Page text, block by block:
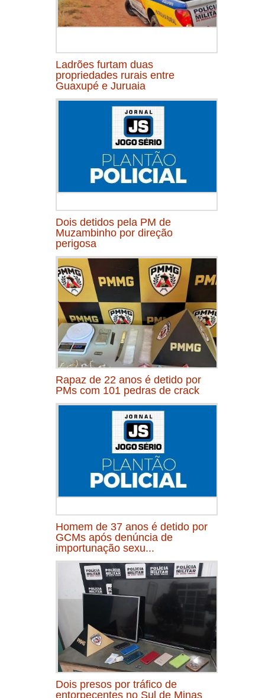
Ladrões furtam duas
propriedades rurais entre
Guaxupé e Juruaia
Dois detidos pela PM de
Muzambinho por direção
perigosa
Rapaz de 22 anos é detido por
PMs com 101 pedras de crack
Homem de 37 anos é detido por
GCMs após denúncia de
importunação sexu...
Dois presos por tráfico de
entorpecentes no Sul de Minas